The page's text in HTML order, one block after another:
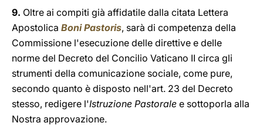
9. Oltre ai compiti già affidatile dalla citata Lettera
Apostolica Boni Pastoris, sarà di competenza della
Commissione l'esecuzione delle direttive e delle
norme del Decreto del Concilio Vaticano II circa gli
strumenti della comunicazione sociale, come pure,
secondo quanto è disposto nell'art. 23 del Decreto
stesso, redigere l'Istruzione Pastorale e sottoporla alla
Nostra approvazione.